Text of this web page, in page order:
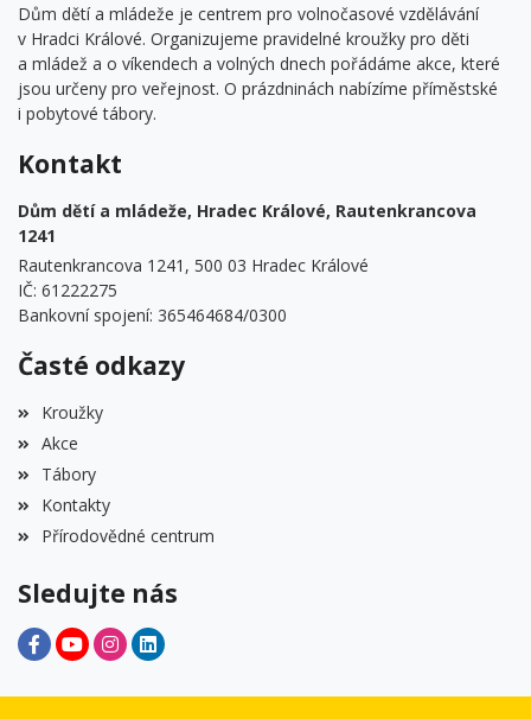
Dům dětí a mládeže je centrem pro volnočasové vzdělávání
v Hradci Králové. Organizujeme pravidelné kroužky pro děti
a mládež a o víkendech a volných dnech pořádáme akce, které
jsou určeny pro veřejnost. O prázdninách nabízíme příměstské
i pobytové tábory.
Kontakt
Dům dětí a mládeže, Hradec Králové, Rautenkrancova
1241
Rautenkrancova 1241, 500 03 Hradec Králové
IČ: 61222275
Bankovní spojení: 365464684/0300
Časté odkazy
Kroužky
Akce
Tábory
Kontakty
Přírodovědné centrum
Sledujte nás